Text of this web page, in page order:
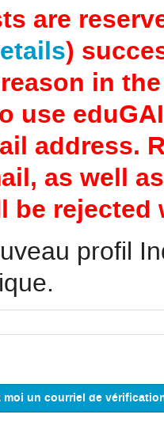
are
)
in
use
address.
as well
be
profil